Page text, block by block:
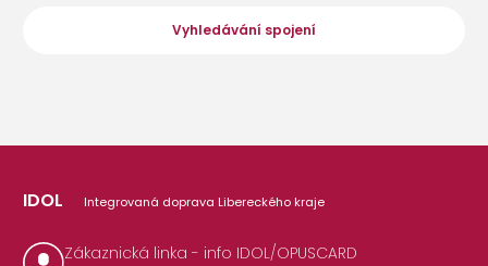
Vyhledávání spojení
IDOL Integrovaná doprava Libereckého kraje
Zákaznická linka - info IDOL/OPUSCARD